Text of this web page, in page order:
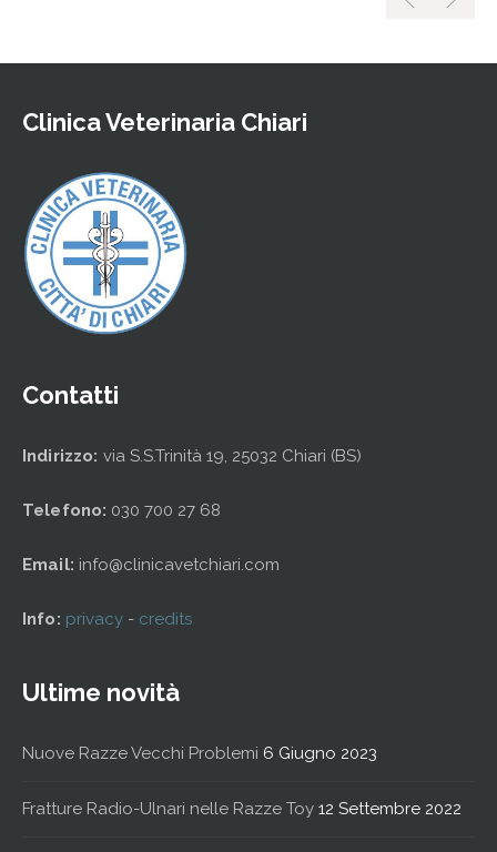
Clinica Veterinaria Chiari
Contatti
Indirizzo: via S.S.Trinità 19, 25032 Chiari (BS)
Telefono: 030 700 27 68
Email: info@clinicavetchiari.com
Info: privacy - credits
Ultime novità
Nuove Razze Vecchi Problemi 6 Giugno 2023
Fratture Radio-Ulnari nelle Razze Toy 12 Settembre 2022